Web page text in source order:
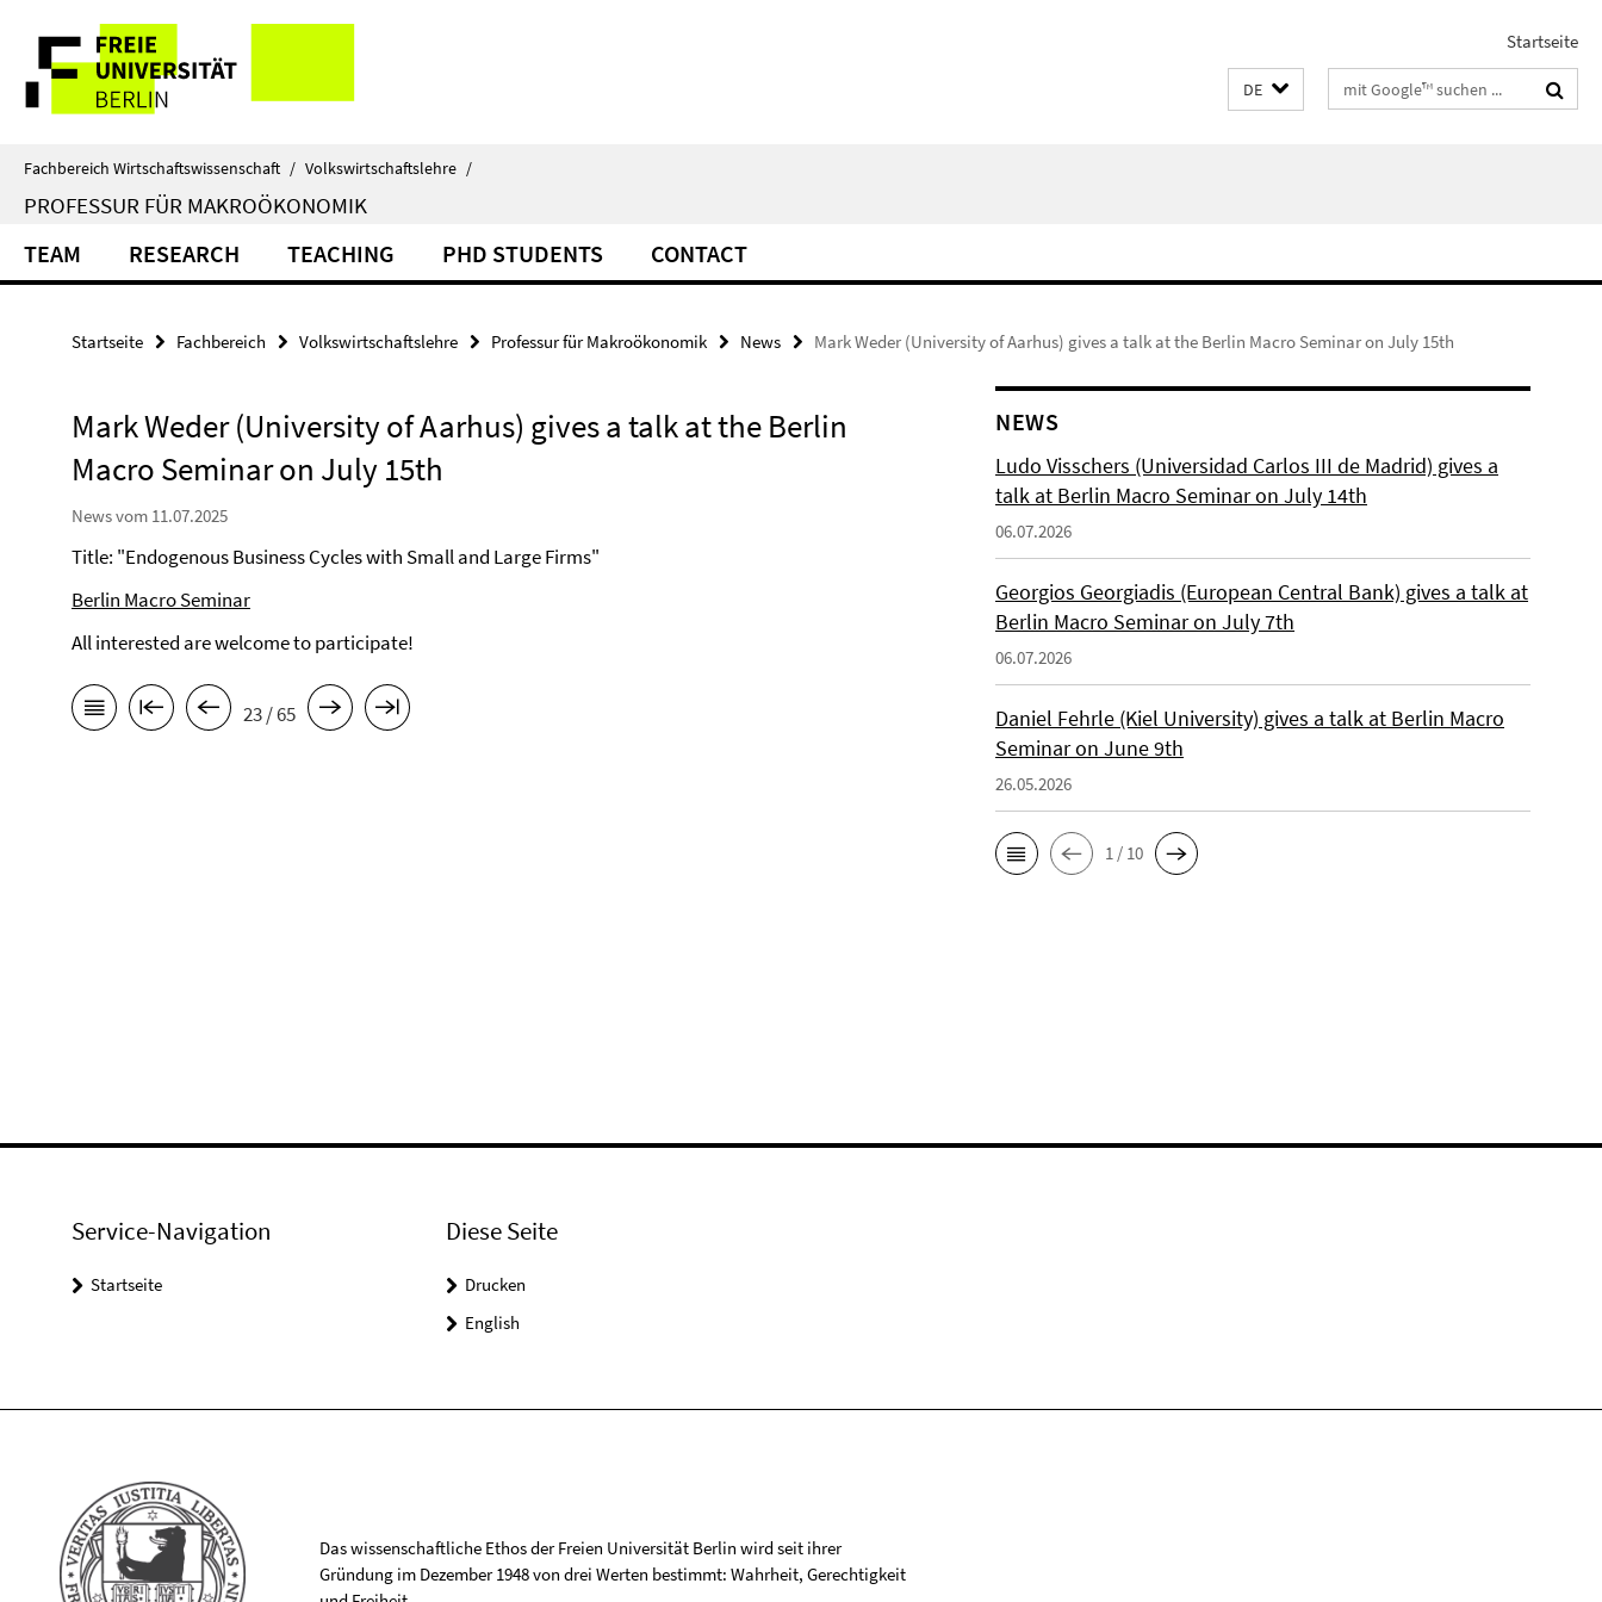
direkt
Inhalt
Service-
Navigation
Startseite
DE Suchbegriffe
Fachbereich Wirtschaftswissenschaft / Volkswirtschaftslehre /
PROFESSUR FÜR MAKROÖKONOMIK
TEAM RESEARCH TEACHING PHD STUDENTS CONTACT
Startseite Fachbereich Volkswirtschaftslehre Professur für Makroökonomik News Mark Weder (University of Aarhus) gives a talk at the Berlin Macro Seminar on July 15th
Mark Weder (University of Aarhus) gives a talk at the Berlin
Macro Seminar on July 15th
News vom 11.07.2025
Title: "Endogenous Business Cycles with Small and Large Firms"
Berlin Macro Seminar
All interested are welcome to participate!
23 / 65
NEWS
Ludo Visschers (Universidad Carlos III de Madrid) gives a
talk at Berlin Macro Seminar on July 14th
06.07.2026
Georgios Georgiadis (European Central Bank) gives a talk at
Berlin Macro Seminar on July 7th
06.07.2026
Daniel Fehrle (Kiel University) gives a talk at Berlin Macro
Seminar on June 9th
26.05.2026
1 / 10
Service-Navigation
Startseite
Diese Seite
Drucken
English
Das wissenschaftliche Ethos der Freien Universität Berlin wird seit ihrer
Gründung im Dezember 1948 von drei Werten bestimmt: Wahrheit, Gerechtigkeit